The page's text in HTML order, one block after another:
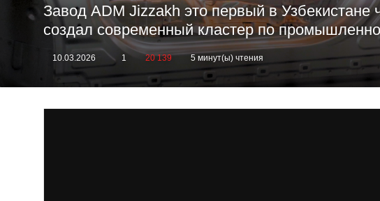
Завод ADM Jizzakh это первый в Узбекистане
создал современный кластер по
10.03.2026 1 20 139 5 минут(ы) чтения